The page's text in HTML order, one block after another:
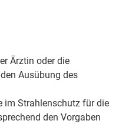
Ärztin oder die
Ausübung des
im Strahlenschutz für die
den Vorgaben